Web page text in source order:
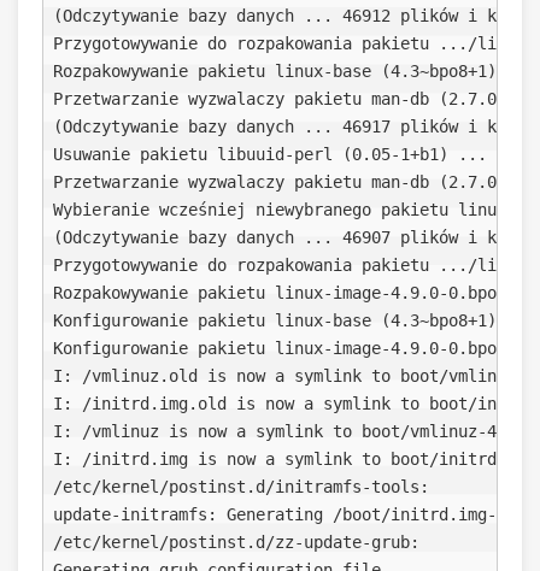
(Odczytywanie bazy danych ... 46912 plików i
Przygotowywanie do rozpakowania pakietu .../
Rozpakowywanie pakietu linux-base (4.3~bpo8+1)
Przetwarzanie wyzwalaczy pakietu man-db
(Odczytywanie bazy danych ... 46917 plików i
Usuwanie pakietu libuuid-perl (0.05-1+b1) ...
Przetwarzanie wyzwalaczy pakietu man-db
Wybieranie wcześniej niewybranego pakietu linux-
(Odczytywanie bazy danych ... 46907 plików i
Przygotowywanie do rozpakowania pakietu .../linux-
Rozpakowywanie pakietu linux-image-4.9.0-0.bpo.2-
Konfigurowanie pakietu linux-base (4.3~bpo8+1) ...
Konfigurowanie pakietu linux-image-4.9.0-0.bpo.2-
I: /vmlinuz.old is now a symlink to boot/vmlinuz-
I: /initrd.img.old is now a symlink to boot/
I: /vmlinuz is now a symlink to boot/vmlinuz-4.9.0-
I: /initrd.img is now a symlink to boot/initrd.img-
/etc/kernel/postinst.d/initramfs-tools:
update-initramfs: Generating /boot/initrd.img-
/etc/kernel/postinst.d/zz-update-grub: